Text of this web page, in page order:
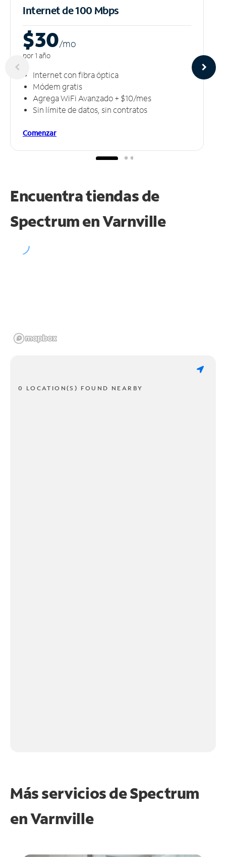
Internet de 100 Mbps
$30/mo
por 1 año
Internet con fibra óptica
Módem gratis
Agrega WiFi Avanzado + $10/mes
Sin límite de datos, sin contratos
Comenzar
Encuentra tiendas de
Spectrum enVarnville
0 LOCATION(S) FOUND NEARBY
Más servicios de Spectrum
enVarnville